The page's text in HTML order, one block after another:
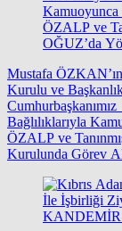
Mustafa
Kurulu ve
Bağlılıklarıyla
ÖZALP ve
Kurulunda Görev